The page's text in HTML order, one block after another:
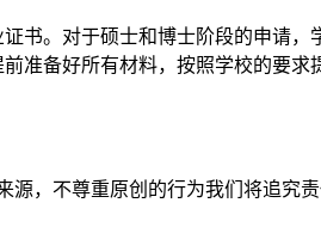
书。对于硕士和博士阶段的申请，
准备好所有材料，按照学校的要求
，不尊重原创的行为我们将追究